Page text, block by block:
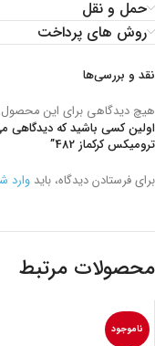
حمل و نقل
روش های پرداخت
نقد و بررسی‌ها
هیچ دیدگاهی برای این
ترومیکس کرکماز 482”
برای فرستادن دیدگاه، باید وارد
محصولات مرتبط
ناموجود